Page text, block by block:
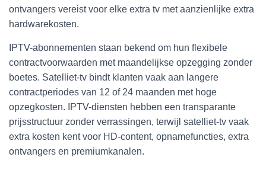
ontvangers vereist voor elke extra tv met aanzienlijke extra
hardwarekosten.
IPTV-abonnementen staan bekend om hun flexibele
contractvoorwaarden met maandelijkse opzegging zonder
boetes. Satelliet-tv bindt klanten vaak aan langere
contractperiodes van 12 of 24 maanden met hoge
opzegkosten. IPTV-diensten hebben een transparante
prijsstructuur zonder verrassingen, terwijl satelliet-tv vaak
extra kosten kent voor HD-content, opnamefuncties, extra
ontvangers en premiumkanalen.